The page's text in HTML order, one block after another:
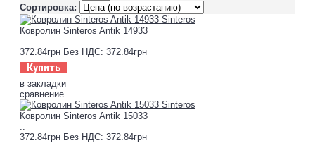
Сортировка:
Ковролин Sinteros Antik 14933
372.84грн Без НДС: 372.84грн
Купить
в закладки
сравнение
Ковролин Sinteros Antik 15033
372.84грн Без НДС: 372.84грн